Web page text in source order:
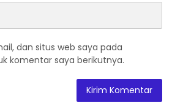
dan situs web saya pada
komentar saya berikutnya.